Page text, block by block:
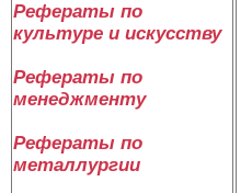
Рефераты по
культуре и искусству
Рефераты по
менеджменту
Рефераты по
металлургии